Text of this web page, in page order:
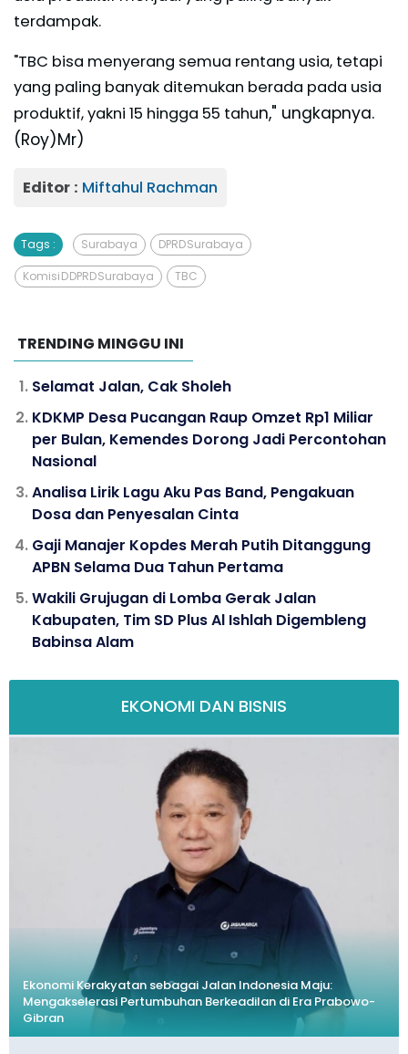
terdampak.
"TBC bisa menyerang semua rentang usia, tetapi
yang paling banyak ditemukan berada pada usia
produktif, yakni 15 hingga 55 tahun," ungkapnya.
(Roy)Mr)
Editor : Miftahul Rachman
Tags : Surabaya DPRD Surabaya
Komisi D DPRD Surabaya TBC
TRENDING MINGGU INI
Selamat Jalan, Cak Sholeh
KDKMP Desa Pucangan Raup Omzet Rp1 Miliar
per Bulan, Kemendes Dorong Jadi Percontohan
Nasional
Analisa Lirik Lagu Aku Pas Band, Pengakuan
Dosa dan Penyesalan Cinta
Gaji Manajer Kopdes Merah Putih Ditanggung
APBN Selama Dua Tahun Pertama
Wakili Grujugan di Lomba Gerak Jalan
Kabupaten, Tim SD Plus Al Ishlah Digembleng
Babinsa Alam
EKONOMI DAN BISNIS
Ekonomi Kerakyatan sebagai Jalan Indonesia Maju:
Mengakselerasi Pertumbuhan Berkeadilan di Era Prabowo-
Gibran